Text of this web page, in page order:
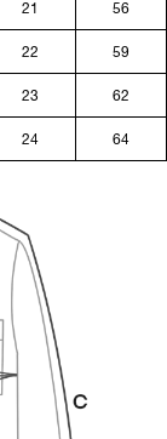
21 56
22 59
23 62
24 64